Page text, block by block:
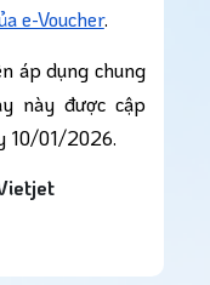
e-Voucher.
áp dụng chung
này được cập
10/01/2026.